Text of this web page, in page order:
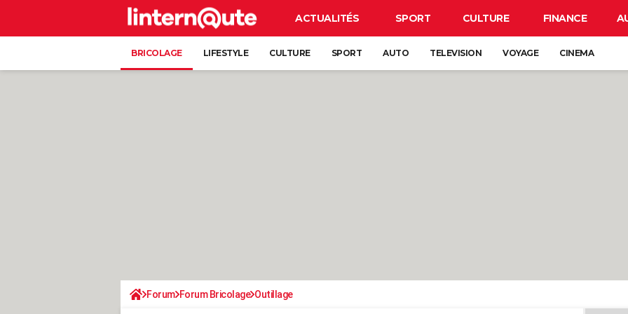
ACTUALITÉS SPORT CULTURE FINANCE
BRICOLAGE LIFESTYLE CULTURE SPORT AUTO TELEVISION VOYAGE CINEMA
Forum Forum Bricolage Outillage